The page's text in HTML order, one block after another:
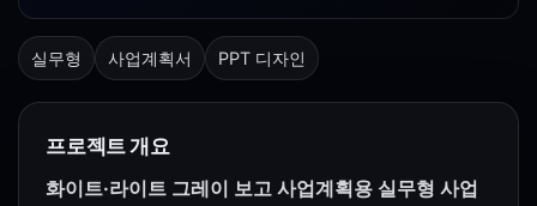
실무형 사업계획서 PPT 디자인
프로젝트 개요
화이트·라이트 그레이 보고 사업계획용 실무형 사업